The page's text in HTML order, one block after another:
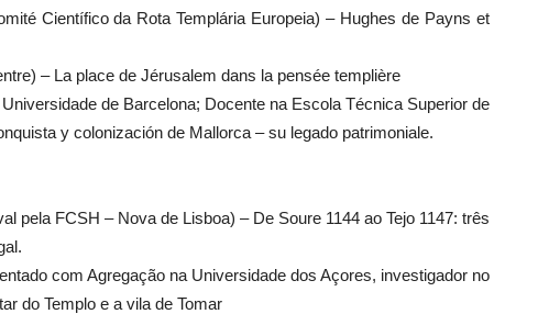
Científico da Rota Templária Europeia) – Hughes de Payns et
– La place de Jérusalem dans la pensée templière
de Barcelona; Docente na Escola Técnica Superior de
y colonización de Mallorca – su legado patrimoniale.
pela FCSH – Nova de Lisboa) – De Soure 1144 ao Tejo 1147: três
com Agregação na Universidade dos Açores, investigador no
do Templo e a vila de Tomar